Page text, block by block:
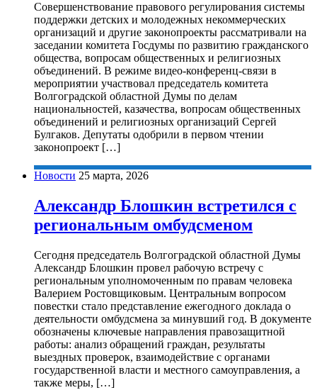
Совершенствование правового регулирования системы
поддержки детских и молодежных некоммерческих
организаций и другие законопроекты рассматривали на
заседании комитета Госдумы по развитию гражданского
общества, вопросам общественных и религиозных
объединений. В режиме видео-конференц-связи в
мероприятии участвовал председатель комитета
Волгоградской областной Думы по делам
национальностей, казачества, вопросам общественных
объединений и религиозных организаций Сергей
Булгаков. Депутаты одобрили в первом чтении
законопроект […]
Новости 25 марта, 2026
Александр Блошкин встретился с
региональным омбудсменом
Сегодня председатель Волгоградской областной Думы
Александр Блошкин провел рабочую встречу с
региональным уполномоченным по правам человека
Валерием Ростовщиковым. Центральным вопросом
повестки стало представление ежегодного доклада о
деятельности омбудсмена за минувший год. В документе
обозначены ключевые направления правозащитной
работы: анализ обращений граждан, результаты
выездных проверок, взаимодействие с органами
государственной власти и местного самоуправления, а
также меры, […]